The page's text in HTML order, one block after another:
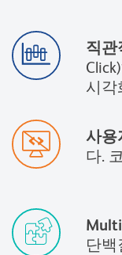
직관
시각
사용
다.
단백